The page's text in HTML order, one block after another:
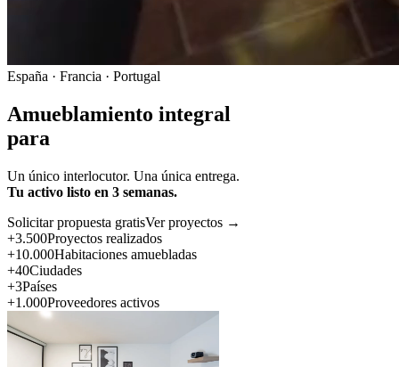
España · Francia · Portugal
Amueblamiento integral
para
Un único interlocutor. Una única entrega.
Tu activo listo en 3 semanas.
Solicitar propuesta gratisVer proyectos →
+3.500Proyectos realizados
+10.000Habitaciones amuebladas
+40Ciudades
+3Países
+1.000Proveedores activos